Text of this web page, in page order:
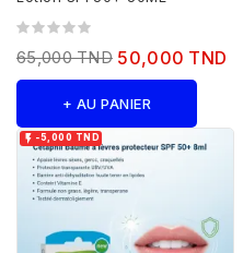
65,000 TND 50,000 TND
+ AU PANIER
 -5,000 TND